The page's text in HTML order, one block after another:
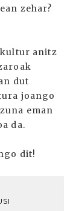
zehar?
anitz
dut
joango
eman
da.
dit!